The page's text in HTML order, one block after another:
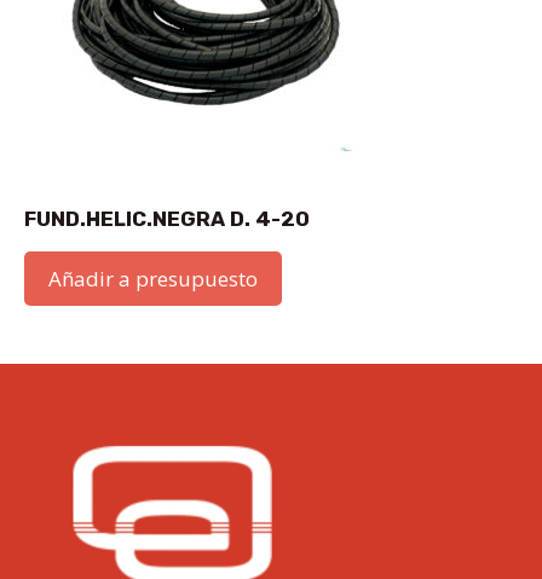
FUND.HELIC.NEGRA D. 4-20
Añadir a presupuesto